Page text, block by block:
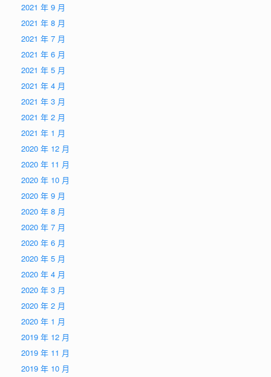
2021 年 9 月
2021 年 8 月
2021 年 7 月
2021 年 6 月
2021 年 5 月
2021 年 4 月
2021 年 3 月
2021 年 2 月
2021 年 1 月
2020 年 12 月
2020 年 11 月
2020 年 10 月
2020 年 9 月
2020 年 8 月
2020 年 7 月
2020 年 6 月
2020 年 5 月
2020 年 4 月
2020 年 3 月
2020 年 2 月
2020 年 1 月
2019 年 12 月
2019 年 11 月
2019 年 10 月